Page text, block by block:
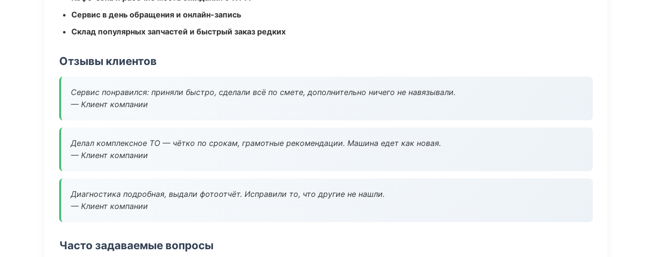
Сервис в день обращения и онлайн-запись
Склад популярных запчастей и быстрый заказ редких
Отзывы клиентов
Сервис понравился: приняли быстро, сделали всё по смете, дополнительно ничего не навязывали.
— Клиент компании
Делал комплексное ТО — чётко по срокам, грамотные рекомендации. Машина едет как новая.
— Клиент компании
Диагностика подробная, выдали фотоотчёт. Исправили то, что другие не нашли.
— Клиент компании
Часто задаваемые вопросы